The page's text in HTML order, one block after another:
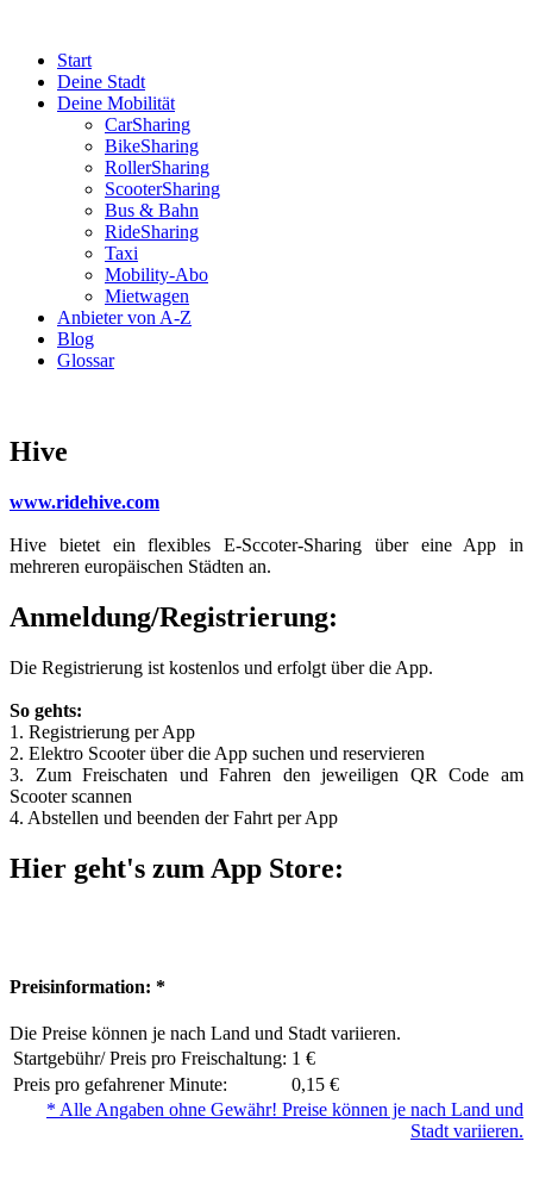
Start
Deine Stadt
Deine Mobilität
CarSharing
BikeSharing
RollerSharing
ScooterSharing
Bus & Bahn
RideSharing
Taxi
Mobility-Abo
Mietwagen
Anbieter von A-Z
Blog
Glossar
Hive
www.ridehive.com
Hive bietet ein flexibles E-Sccoter-Sharing über eine App in
mehreren europäischen Städten an.
Anmeldung/Registrierung:
Die Registrierung ist kostenlos und erfolgt über die App.
So gehts:
1. Registrierung per App
2. Elektro Scooter über die App suchen und reservieren
3. Zum Freischaten und Fahren den jeweiligen QR Code am
Scooter scannen
4. Abstellen und beenden der Fahrt per App
Hier geht's zum App Store:
Preisinformation: *
Die Preise können je nach Land und Stadt variieren.
Startgebühr/ Preis pro Freischaltung: 1 €
Preis pro gefahrener Minute:
0,15 €
* Alle Angaben ohne Gewähr! Preise können je nach Land und
Stadt variieren.